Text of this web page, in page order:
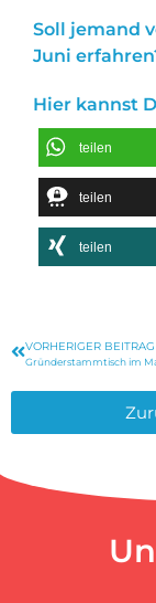
Soll jemand
Juni
Hier kannst
teilen
teilen
teilen
VORHERIGER BEITRAG
Gründerstammtisch im